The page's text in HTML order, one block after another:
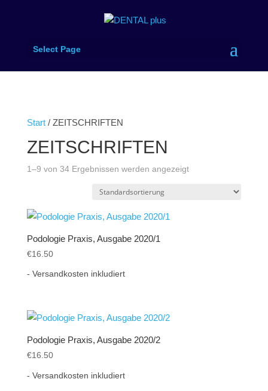
Select Page
Start/ ZEITSCHRIFTEN
ZEITSCHRIFTEN
1–9 von 34 Ergebnissen werden angezeigt
Podologie Praxis, Ausgabe 2020/1
€16.50
- Versandkosten inkludiert
Podologie Praxis, Ausgabe 2020/2
€16.50
- Versandkosten inkludiert